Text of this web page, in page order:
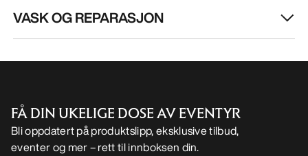
VASK OG REPARASJON
FÅ DIN UKELIGE DOSE AV EVENTYR
Bli oppdatert på produktslipp, eksklusive tilbud,
eventer og mer – rett til innboksen din.